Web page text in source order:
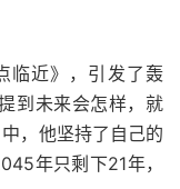
临近》，引发了轰
到未来会怎样，就
，他坚持了自己的
年只剩下21年，